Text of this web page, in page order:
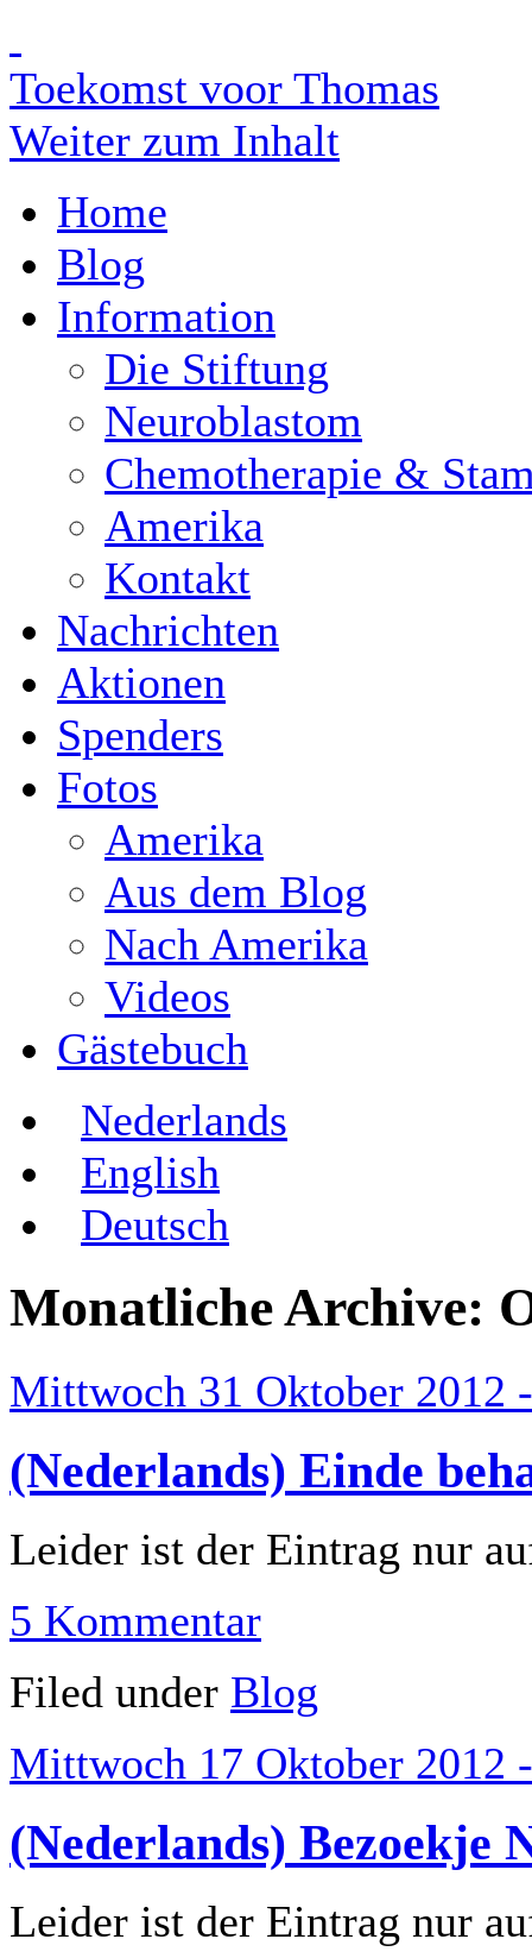
Toekomst voor Thomas
Weiter zum Inhalt
Home
Blog
Information
Die Stiftung
Neuroblastom
Chemotherapie &
Amerika
Kontakt
Nachrichten
Aktionen
Spenders
Fotos
Amerika
Aus dem Blog
Nach Amerika
Videos
Gästebuch
Nederlands
English
Deutsch
Monatliche Archive:
Mittwoch 31 Oktober 2012
(Nederlands) Einde
Leider ist der Eintrag nur
5 Kommentar
Filed under Blog
Mittwoch 17 Oktober 2012
(Nederlands) Bezoekje
Leider ist der Eintrag nur